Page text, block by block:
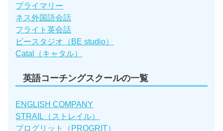
プライマリー
ネス外国語会話
フライト英会話
ビースタジオ（BE studio）
Catal（キャタル）
英語コーチングスクールの一覧
ENGLISH COMPANY
STRAIL（ストレイル）
プログリット（PROGRIT）